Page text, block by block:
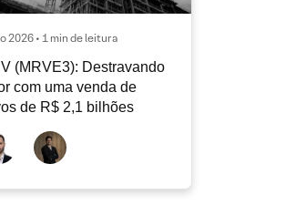
2026 • 1 min de leitura
(MRVE3): Destravando
com uma venda de
de R$ 2,1 bilhões